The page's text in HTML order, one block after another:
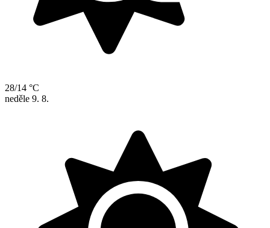
28/14 °C
neděle 9. 8.